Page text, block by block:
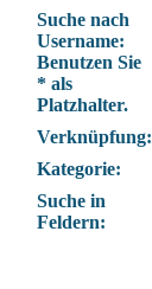
Suche nach
Username:
Benutzen Sie
* als
Platzhalter.
Verknüpfung:
Kategorie:
Suche in
Feldern: